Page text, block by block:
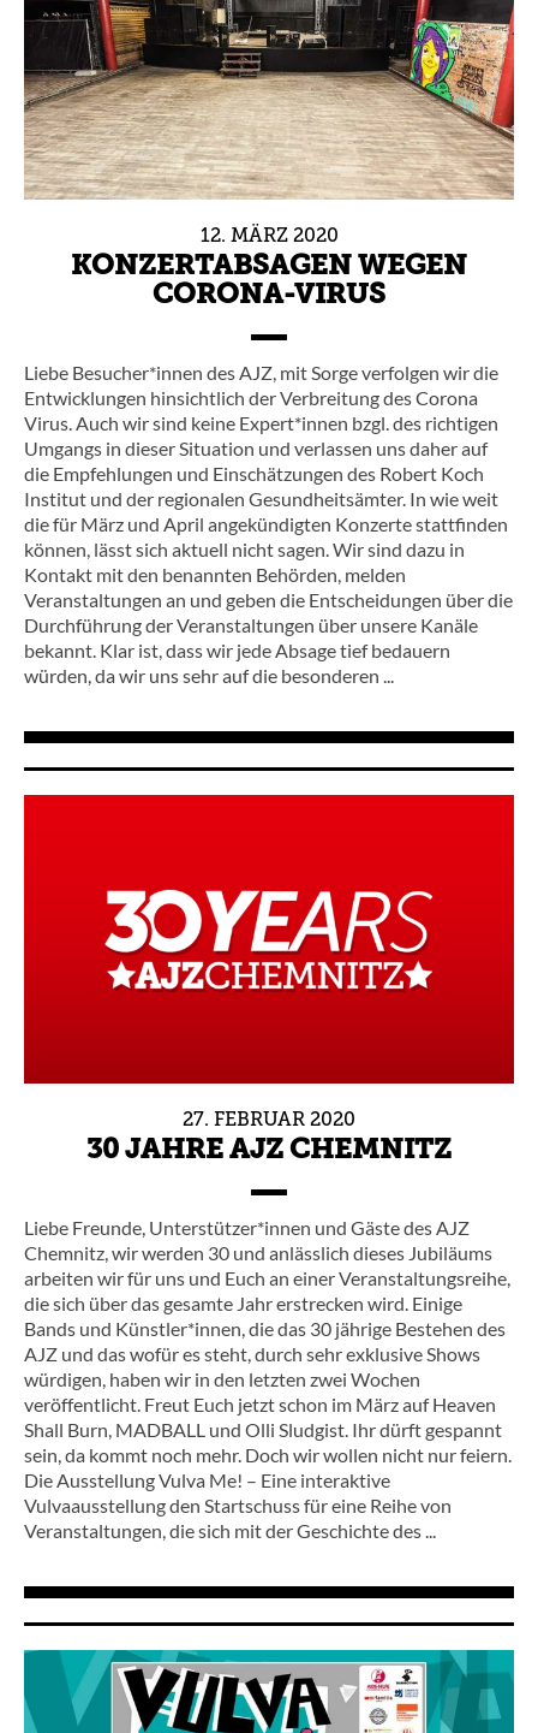
12. MÄRZ 2020
KONZERTABSAGEN WEGEN
CORONA-VIRUS
Liebe Besucher*innen des AJZ, mit Sorge verfolgen wir die
Entwicklungen hinsichtlich der Verbreitung des Corona
Virus. Auch wir sind keine Expert*innen bzgl. des richtigen
Umgangs in dieser Situation und verlassen uns daher auf
die Empfehlungen und Einschätzungen des Robert Koch
Institut und der regionalen Gesundheitsämter. In wie weit
die für März und April angekündigten Konzerte stattfinden
können, lässt sich aktuell nicht sagen. Wir sind dazu in
Kontakt mit den benannten Behörden, melden
Veranstaltungen an und geben die Entscheidungen über die
Durchführung der Veranstaltungen über unsere Kanäle
bekannt. Klar ist, dass wir jede Absage tief bedauern
würden, da wir uns sehr auf die besonderen ...
27. FEBRUAR 2020
30 JAHRE AJZ CHEMNITZ
Liebe Freunde, Unterstützer*innen und Gäste des AJZ
Chemnitz, wir werden 30 und anlässlich dieses Jubiläums
arbeiten wir für uns und Euch an einer Veranstaltungsreihe,
die sich über das gesamte Jahr erstrecken wird. Einige
Bands und Künstler*innen, die das 30 jährige Bestehen des
AJZ und das wofür es steht, durch sehr exklusive Shows
würdigen, haben wir in den letzten zwei Wochen
veröffentlicht. Freut Euch jetzt schon im März auf Heaven
Shall Burn, MADBALL und Olli Sludgist. Ihr dürft gespannt
sein, da kommt noch mehr. Doch wir wollen nicht nur feiern.
Die Ausstellung Vulva Me! – Eine interaktive
Vulvaausstellung den Startschuss für eine Reihe von
Veranstaltungen, die sich mit der Geschichte des ...